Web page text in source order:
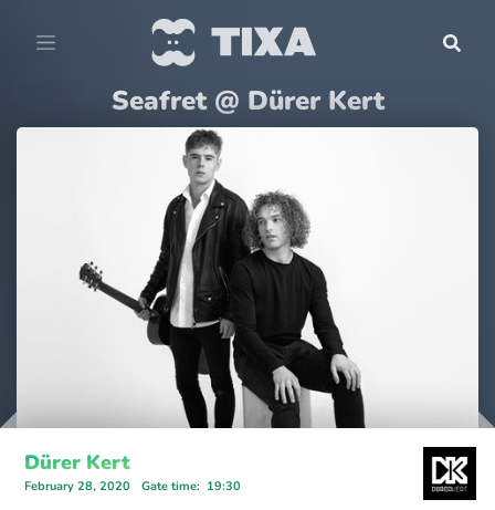
Seafret @ Dürer Kert
Dürer Kert
February 28, 2020 Gate time: 19:30